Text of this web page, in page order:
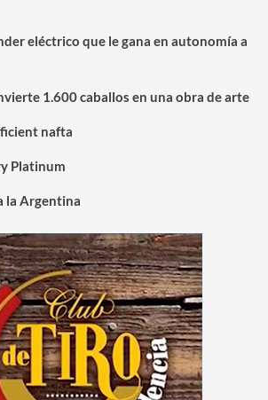
eléctrico que le gana en autonomía a
1.600 caballos en una obra de arte
nafta
Platinum
la Argentina